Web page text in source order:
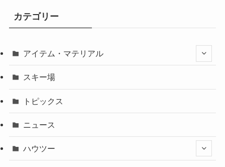
カテゴリー
アイテム・マテリアル
スキー場
トピックス
ニュース
ハウツー